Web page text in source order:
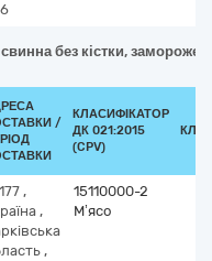
без кістки,
/
КЛАСИФІКАТОР
ДК 021:2015
(CPV)
,
,
,
15110000-2
М’ясо